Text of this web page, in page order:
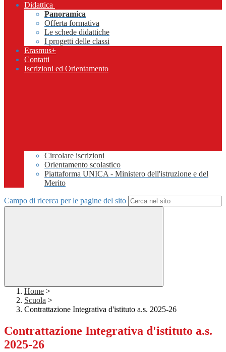
Didattica
Panoramica
Offerta formativa
Le schede didattiche
I progetti delle classi
Erasmus+
Contatti
Iscrizioni ed Orientamento
Circolare iscrizioni
Orientamento scolastico
Piattaforma UNICA - Ministero dell'istruzione e del
Merito
Campo di ricerca per le pagine del sito
Home >
Scuola >
Contrattazione Integrativa d'istituto a.s. 2025-26
Contrattazione Integrativa d'istituto a.s.
2025-26